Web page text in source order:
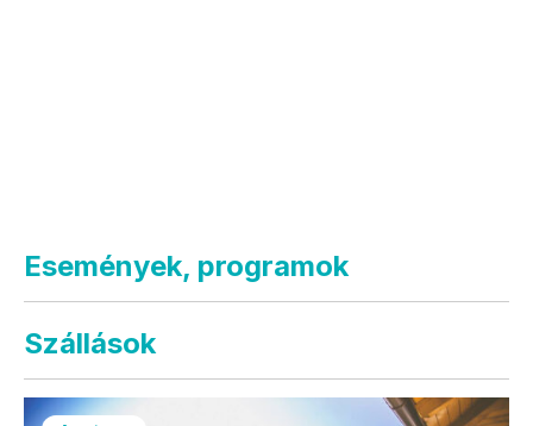
Események, programok
Szállások